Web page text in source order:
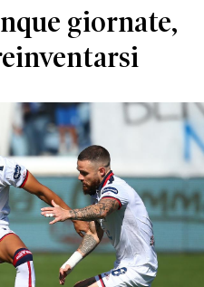
giornate,